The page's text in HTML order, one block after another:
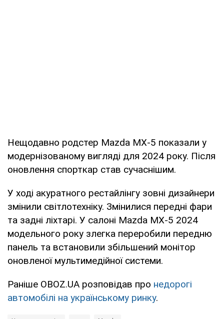
Нещодавно родстер Mazda MX-5 показали у
модернізованому вигляді для 2024 року. Після
оновлення спорткар став сучаснішим.
У ході акуратного рестайлінгу зовні дизайнери
змінили світлотехніку. Змінилися передні фари
та задні ліхтарі. У салоні Mazda MX-5 2024
модельного року злегка переробили передню
панель та встановили збільшений монітор
оновленої мультимедійної системи.
Раніше OBOZ.UA розповідав про недорогі
автомобілі на українському ринку.